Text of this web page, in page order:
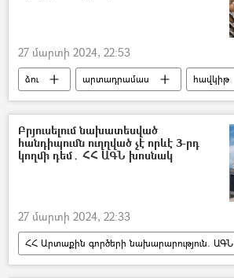
27 մարտի 2024, 22:53
ձու արտադրամաս
հավկիթ
Սուրբ Զատիկ
գին
գնաճ
Հայաստան
Բրյուսելում նախատեսված
հանդիպումն ուղղված չէ որևէ 3-րդ
կողմի դեմ․ ՀՀ ԱԳՆ խոսնակ
27 մարտի 2024, 22:33
ՀՀ Արտաքին գործերի նախարարություն. ԱԳՆ
Բրյուսել
Անի Բադալյան